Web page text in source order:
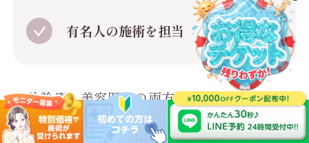
有名人の施術を担当
保険診療と美容医療の両方で培った経験を活か
し、有名人の施術も担当。年間約200件の豊胸